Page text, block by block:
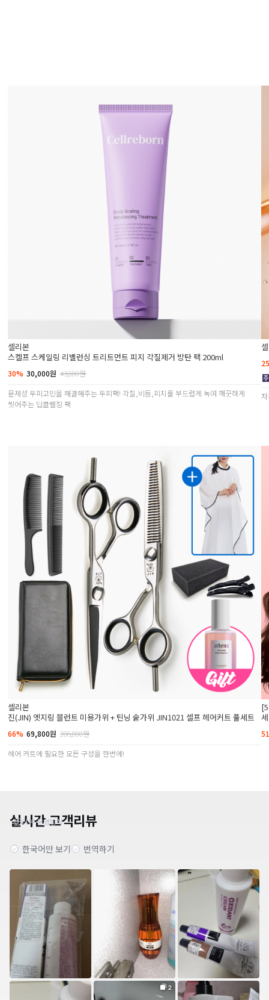
셀리본
스켈프 스케일링 리밸런싱 트리트먼트 피지 각질제거 방탄 팩 200ml
30% 30,000원 43,000원
문제성 두피고민을 해결해주는 두피팩! 각질,비듬,피지를 부드럽게 녹여 깨끗하게
씻어주는 딥클렐징 팩
셀리본
진(JIN) 엣지링 블런트 미용가위 + 틴닝 숱가위 JIN1021 셀프 헤어커트 풀세트
66% 69,800원 206,000원
헤어 커트에 필요한 모든 구성을 한번에!